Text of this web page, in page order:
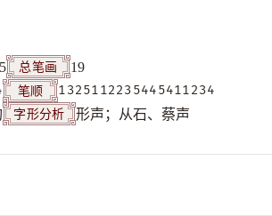
5 总笔画
19
笔顺
1325112235445411234
字形分析 形声；从石、蔡声